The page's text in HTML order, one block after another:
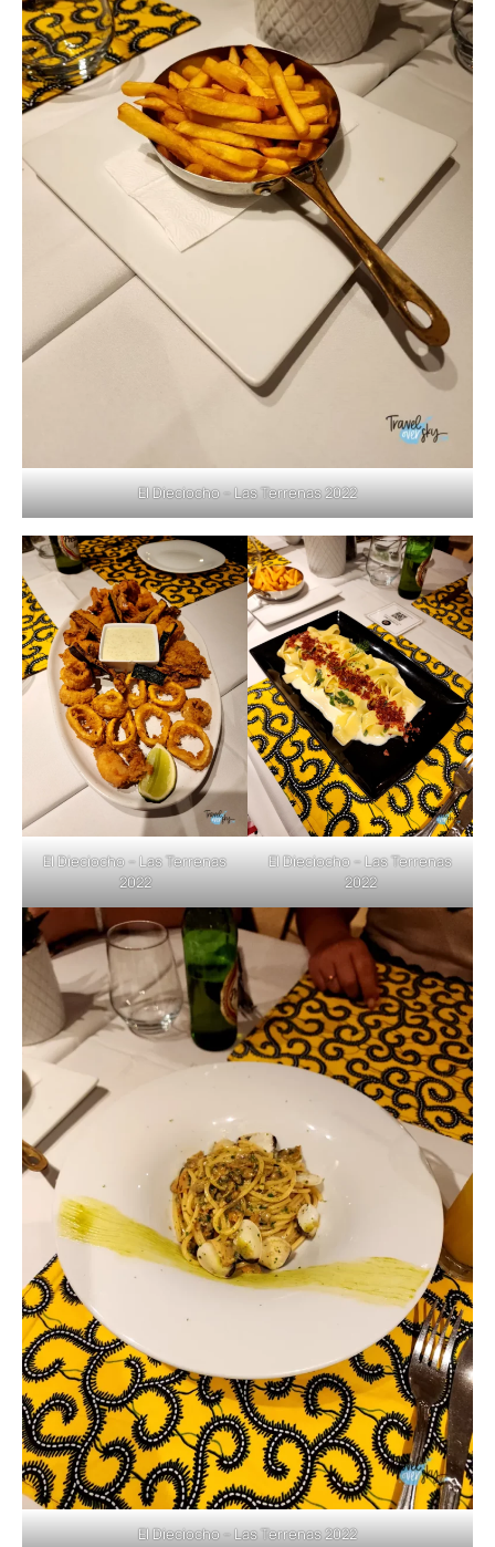
El Dieciocho – Las Terrenas 2022
El Dieciocho – Las Terrenas
2022
El Dieciocho – Las Terrenas
2022
El Dieciocho – Las Terrenas 2022